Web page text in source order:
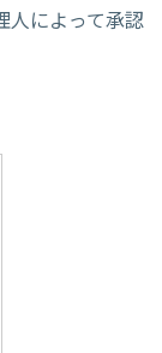
人によって承認